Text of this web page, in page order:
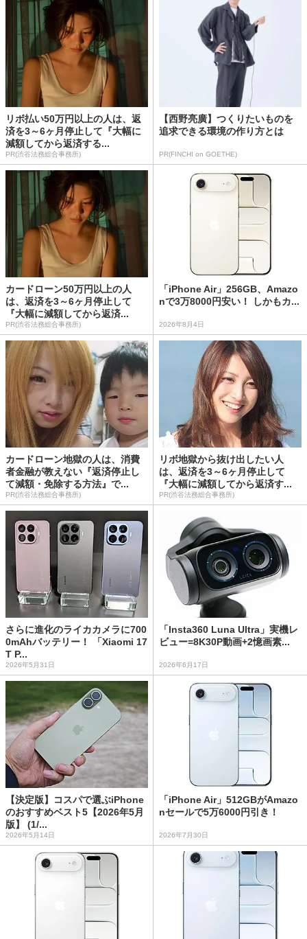
リボ払い50万円以上の人は、返
済を3～6ヶ月停止して『大幅に
減額してから返済する...
PR(渋谷法務総合事務所)
【西野亮廣】つくりたいものを
追求できる環境の作り方とは
PR(FINCHI on GOETHE)
カードローン50万円以上の人
は、返済を3～6ヶ月停止して
『大幅に減額してから返済...
PR(渋谷法務総合事務所)
「iPhone Air」256GB、Amazo
nで3万8000円安い！ しかもカ...
2026年8月4日
カードローン地獄の人は、消費
者金融が教えない『返済停止し
て減額・免除する方法』で...
PR(渋谷法務総合事務所)
リボ地獄から抜け出したい人
は、返済を3～6ヶ月停止して
『大幅に減額してから返済す...
PR(渋谷法務総合事務所)
さらに進化のライカカメラに700
0mAhバッテリー！ 「Xiaomi 17
T P...
2026年5月31日
「Insta360 Luna Ultra」実機レ
ビュー=8K30P動画+2憶画素...
2026年6月17日
【決定版】コスパで選ぶiPhone
のおすすめベスト5【2026年5月
版】 (1/...
2026年5月14日
「iPhone Air」512GBがAmazo
nセールで5万6000円引き！
2026年7月30日